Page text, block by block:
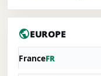
publicEUROPE
FranceFR